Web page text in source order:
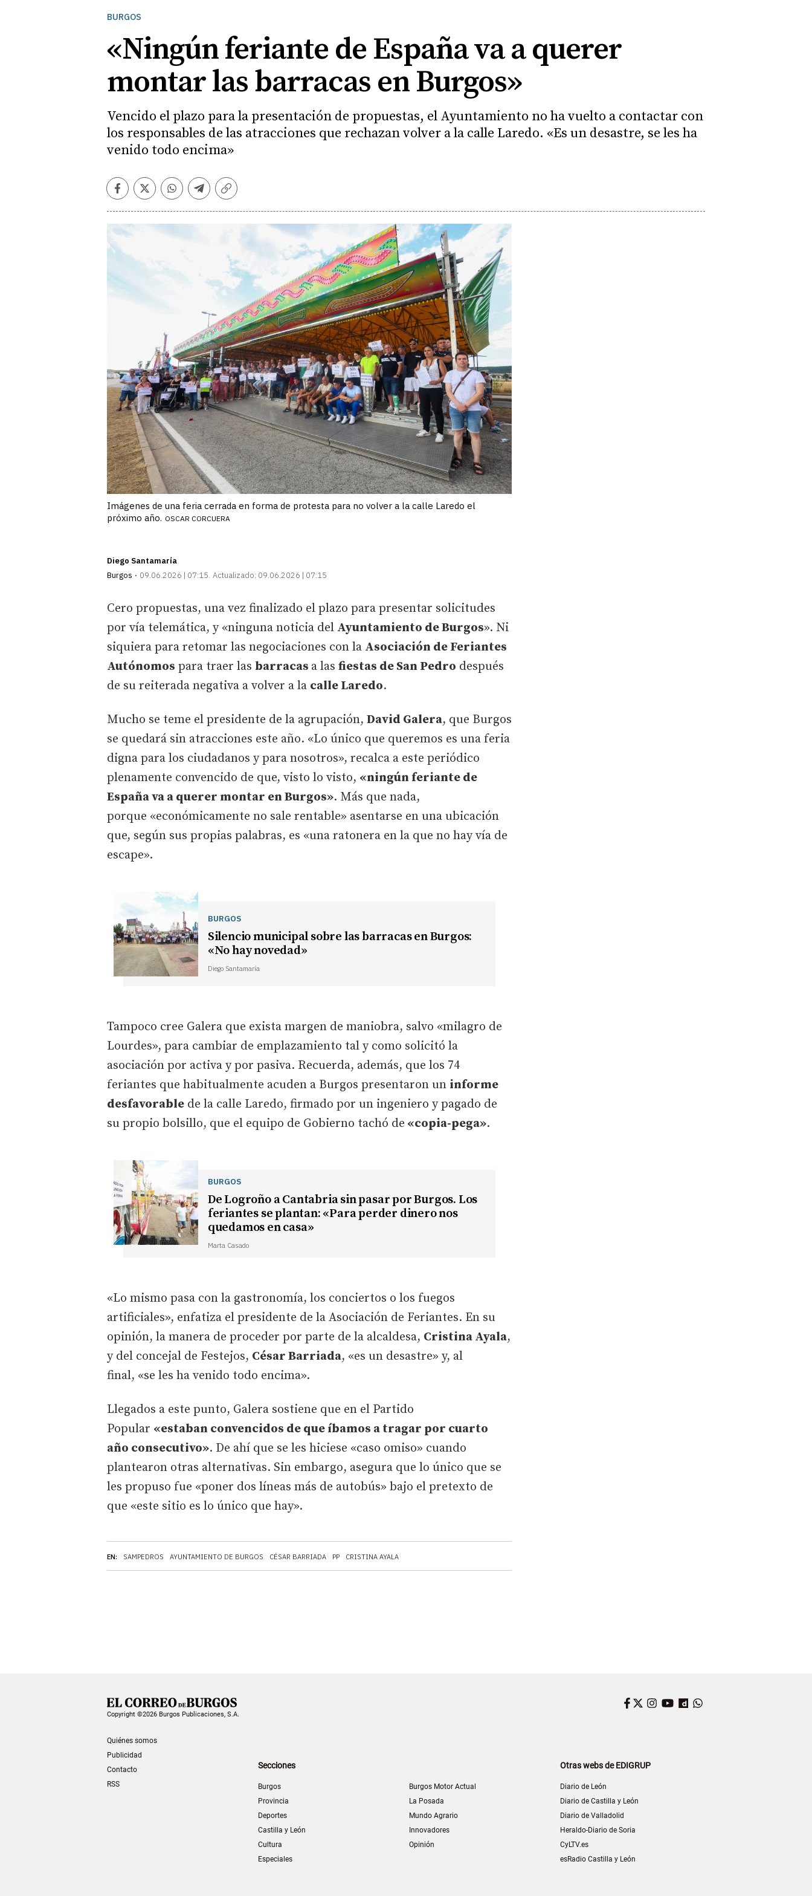
BURGOS
«Ningún feriante de España va a querer
montar las barracas en Burgos»
Vencido el plazo para la presentación de propuestas, el Ayuntamiento no ha vuelto a contactar con
los responsables de las atracciones que rechazan volver a la calle Laredo. «Es un desastre, se les ha
venido todo encima»
Facebook
TwitterWhatsapp
Telegram
Copiar
Imágenes de una feria cerrada en forma de protesta para no volver a la calle Laredo el
próximo año. OSCAR CORCUERA
Diego Santamaría
Burgos
09.06.2026 | 07:15 Actualizado: 09.06.2026 | 07:15
EN: SAMPEDROS AYUNTAMIENTO DE BURGOS CÉSAR BARRIADA PP CRISTINA AYALA
Cero propuestas, una vez finalizado el plazo para presentar solicitudes
por vía telemática, y «ninguna noticia del Ayuntamiento de Burgos». Ni
siquiera para retomar las negociaciones con la Asociación de Feriantes
Autónomos para traer las barracas a las fiestas de San Pedro después
de su reiterada negativa a volver a la calle Laredo.
Mucho se teme el presidente de la agrupación, David Galera, que Burgos
se quedará sin atracciones este año. «Lo único que queremos es una feria
digna para los ciudadanos y para nosotros», recalca a este periódico
plenamente convencido de que, visto lo visto, «ningún feriante de
España va a querer montar en Burgos». Más que nada,
porque «económicamente no sale rentable» asentarse en una ubicación
que, según sus propias palabras, es «una ratonera en la que no hay vía de
escape».
BURGOS
Silencio municipal sobre las barracas en Burgos:
«No hay novedad»
Diego Santamaría
Tampoco cree Galera que exista margen de maniobra, salvo «milagro de
Lourdes», para cambiar de emplazamiento tal y como solicitó la
asociación por activa y por pasiva. Recuerda, además, que los 74
feriantes que habitualmente acuden a Burgos presentaron un informe
desfavorable de la calle Laredo, firmado por un ingeniero y pagado de
su propio bolsillo, que el equipo de Gobierno tachó de «copia-pega».
BURGOS
De Logroño a Cantabria sin pasar por Burgos. Los
feriantes se plantan: «Para perder dinero nos
quedamos en casa»
Marta Casado
«Lo mismo pasa con la gastronomía, los conciertos o los fuegos
artificiales», enfatiza el presidente de la Asociación de Feriantes. En su
opinión, la manera de proceder por parte de la alcaldesa, Cristina Ayala,
y del concejal de Festejos, César Barriada, «es un desastre» y, al
final, «se les ha venido todo encima».
Llegados a este punto, Galera sostiene que en el Partido
Popular «estaban convencidos de que íbamos a tragar por cuarto
año consecutivo». De ahí que se les hiciese «caso omiso» cuando
plantearon otras alternativas. Sin embargo, asegura que lo único que se
les propuso fue «poner dos líneas más de autobús» bajo el pretexto de
que «este sitio es lo único que hay».
Copyright ©2026 Burgos Publicaciones, S.A.
Quiénes somos
Publicidad
Contacto
RSS
Facebook
Twitter
Instagram
YouTube
Dailymotion
Secciones
Burgos
Provincia
Deportes
Castilla y León
Cultura
Especiales
Burgos Motor Actual
La Posada
Mundo Agrario
Innovadores
Opinión
Otras webs de EDIGRUP
Diario de León
Diario de Castilla y León
Diario de Valladolid
Heraldo-Diario de Soria
CyLTV.es
esRadio Castilla y León